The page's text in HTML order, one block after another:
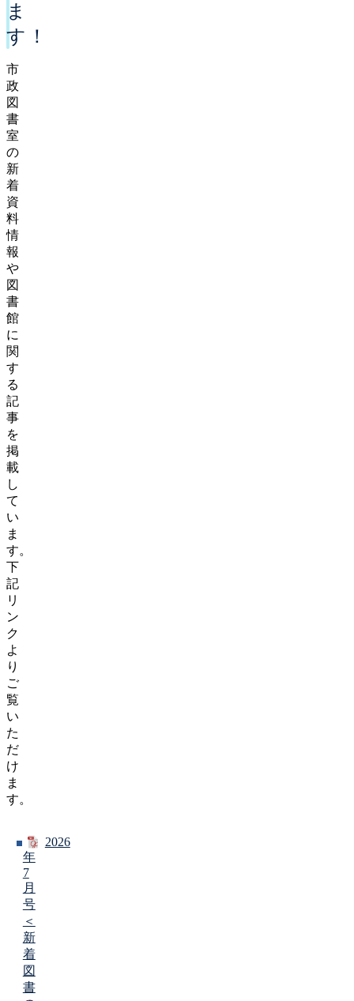
ま
す！
市
政
図
書
室
の
新
着
資
料
情
報
や
図
書
館
に
関
す
る
記
事
を
掲
載
し
て
い
ま
す。
下
記
リ
ン
ク
よ
り
ご
覧
い
た
だ
け
ま
す。
2026
年
7
月
号
＜
新
着
図
書